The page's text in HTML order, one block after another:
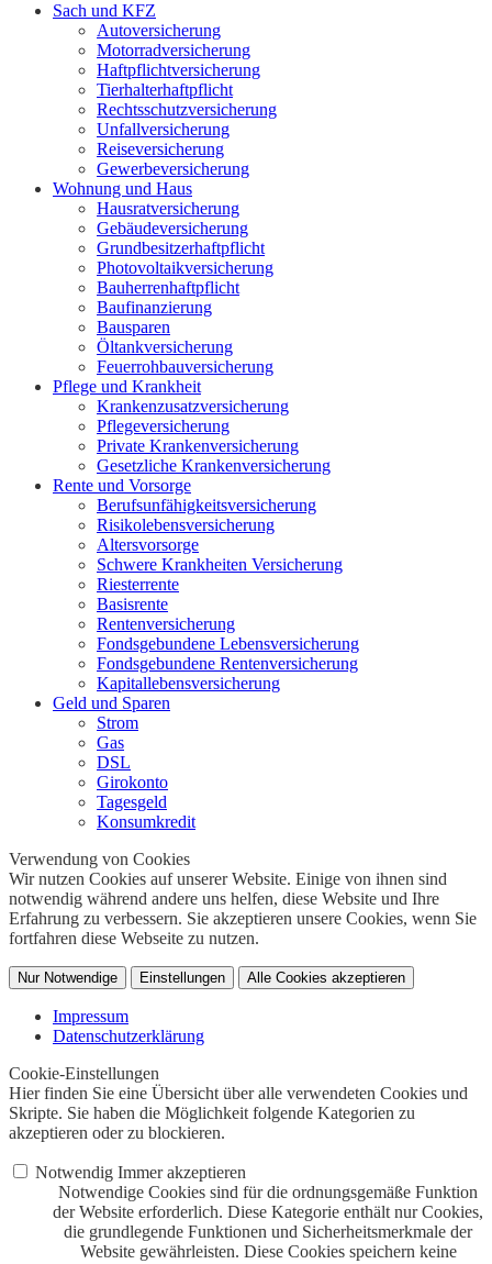
Sach und KFZ
Autoversicherung
Motorradversicherung
Haftpflichtversicherung
Tierhalterhaftpflicht
Rechtsschutzversicherung
Unfallversicherung
Reiseversicherung
Gewerbeversicherung
Wohnung und Haus
Hausratversicherung
Gebäudeversicherung
Grundbesitzerhaftpflicht
Photovoltaikversicherung
Bauherrenhaftpflicht
Baufinanzierung
Bausparen
Öltankversicherung
Feuerrohbauversicherung
Pflege und Krankheit
Krankenzusatzversicherung
Pflegeversicherung
Private Krankenversicherung
Gesetzliche Krankenversicherung
Rente und Vorsorge
Berufs­unfähigkeitsversicherung
Risikolebensversicherung
Altersvorsorge
Schwere Krankheiten Versicherung
Riesterrente
Basisrente
Rentenversicherung
Fondsgebundene Lebensversicherung
Fondsgebundene Rentenversicherung
Kapitallebensversicherung
Geld und Sparen
Strom
Gas
DSL
Girokonto
Tagesgeld
Konsumkredit
Verwendung von Cookies
Wir nutzen Cookies auf unserer Website. Einige von ihnen sind
notwendig während andere uns helfen, diese Website und Ihre
Erfahrung zu verbessern. Sie akzeptieren unsere Cookies, wenn Sie
fortfahren diese Webseite zu nutzen.
Nur Notwendige Einstellungen Alle Cookies akzeptieren
Impressum
Datenschutzerklärung
Cookie-Einstellungen
Hier finden Sie eine Übersicht über alle verwendeten Cookies und
Skripte. Sie haben die Möglichkeit folgende Kategorien zu
akzeptieren oder zu blockieren.
Notwendig Immer akzeptieren
Notwendige Cookies sind für die ordnungsgemäße Funktion
der Website erforderlich. Diese Kategorie enthält nur Cookies,
die grundlegende Funktionen und Sicherheitsmerkmale der
Website gewährleisten. Diese Cookies speichern keine